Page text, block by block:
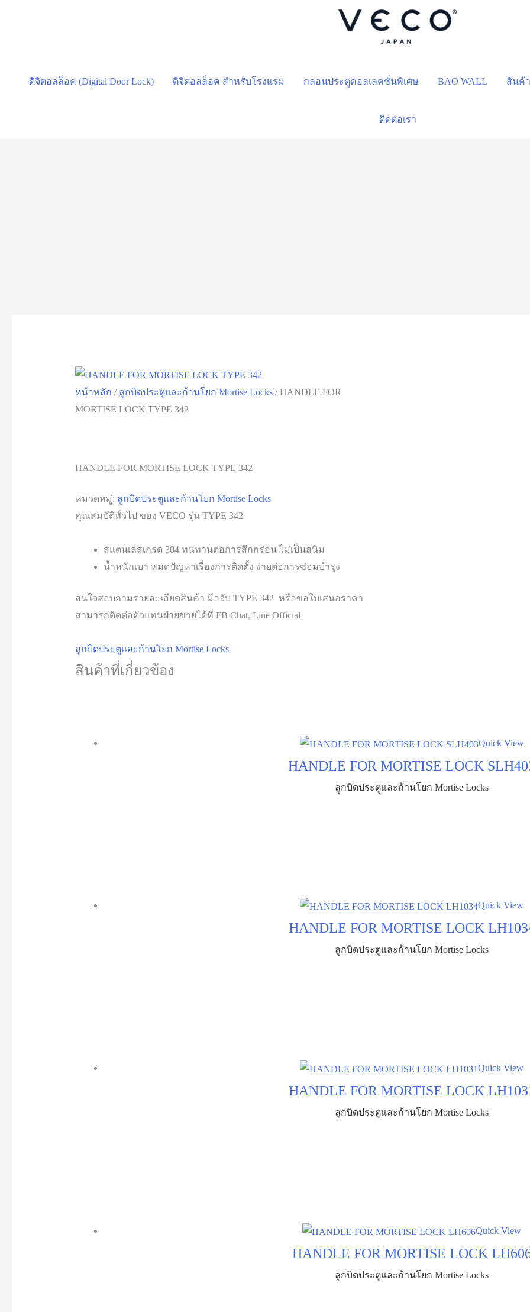
ดิจิตอลล็อค (Digital Door Lock) ดิจิตอลล็อค สำหรับโรงแรม กลอนประตูคอลเลคชั่นพิเศษ BAO WALL สินค้
ติดต่อเรา
หน้าหลัก / ลูกบิดประตูและก้านโยก Mortise Locks/ HANDLE FOR
MORTISE LOCK TYPE 342
HANDLE FOR MORTISE LOCK TYPE 342
หมวดหมู่: ลูกบิดประตูและก้านโยก Mortise Locks
คุณสมบัติทั่วไป ของ VECO รุ่น TYPE 342
สแตนเลสเกรด 304 ทนทานต่อการสึกกร่อน ไม่เป็นสนิม
น้ำหนักเบา หมดปัญหาเรื่องการติดตั้ง ง่ายต่อการซ่อมบำรุง
สนใจสอบถามรายละเอียดสินค้า มือจับ TYPE 342 หรือขอใบเสนอราคา
สามารถติดต่อตัวแทนฝ่ายขายได้ที่ FB Chat, Line Official
ลูกบิดประตูและก้านโยก Mortise Locks
สินค้าที่เกี่ยวข้อง
Quick View
HANDLE FOR MORTISE LOCK
ลูกบิดประตูและก้านโยก Mortise Locks
Quick View
HANDLE FOR MORTISE LOCK
ลูกบิดประตูและก้านโยก Mortise Locks
Quick View
HANDLE FOR MORTISE LOCK
ลูกบิดประตูและก้านโยก Mortise Locks
Quick View
HANDLE FOR MORTISE LOCK
ลูกบิดประตูและก้านโยก Mortise Locks